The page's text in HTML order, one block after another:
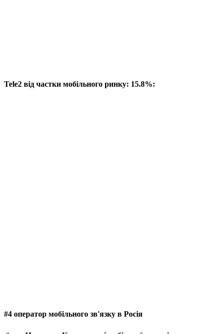
Tele2 від частки мобільного ринку: 15.8%:
#4 оператор мобільного зв'язку в Росія